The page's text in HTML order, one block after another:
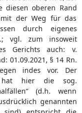
diesen oberen Rand
der Weg für das
durch eigenes
vgl. zum insoweit
Gerichts auch: v.
01.09.2021, § 14 Rn.
indes vor. Der
hat hier die sog.
(d.h. wenn
genannten